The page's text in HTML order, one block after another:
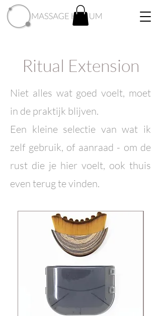
Ritual Extension
Niet alles wat goed voelt, moet
in de praktijk blijven.
Een kleine selectie van wat ik
zelf gebruik, of aanraad - om de
rust die je hier voelt, ook thuis
even terug te vinden.